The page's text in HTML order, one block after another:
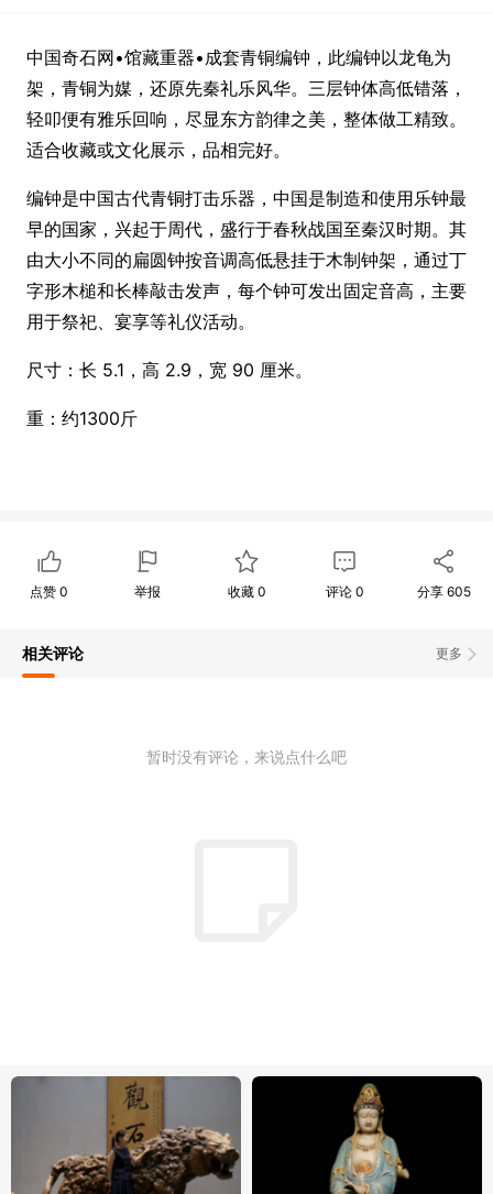
中国奇石网•馆藏重器•成套青铜编钟，此编钟以龙龟为
架，青铜为媒，还原先秦礼乐风华。三层钟体高低错落，
轻叩便有雅乐回响，尽显东方韵律之美，整体做工精致。
适合收藏或文化展示，品相完好。
编钟是中国古代青铜打击乐器，中国是制造和使用乐钟最
早的国家，兴起于周代，盛行于春秋战国至秦汉时期。其
由大小不同的扁圆钟按音调高低悬挂于木制钟架，通过丁
字形木槌和长棒敲击发声，每个钟可发出固定音高，主要
用于祭祀、宴享等礼仪活动。
尺寸：长 5.1，高 2.9，宽 90 厘米。
重：约1300斤
点赞0 举报 收藏 0 评论0 分享 605
更多
相关评论
暂时没有评论，来说点什么吧